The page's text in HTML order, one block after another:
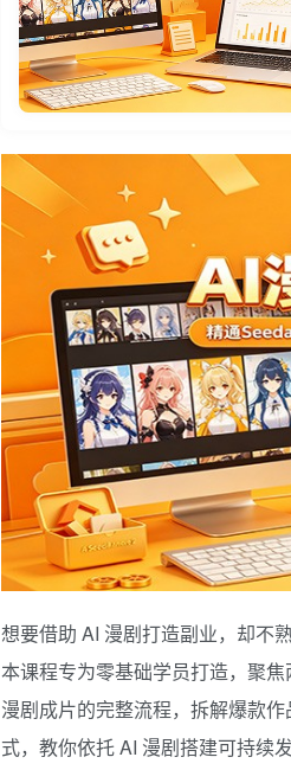
想要借助 AI 漫剧打造副业，却不
本课程专为零基础学员打造，聚
漫剧成片的完整流程，拆解爆款
式，教你依托 AI 漫剧搭建可持续